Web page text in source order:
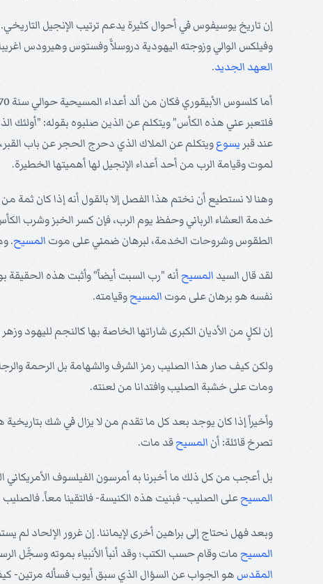
إن تاريخ يوسيفوس في أحوال كثيرة يدعم ترتيب الإنجيل
وفيلكس الوالي وزوجته اليهودية دروسلاَّ وفستوس وهيرودس
العهد الجديد.
أما كلسوس الأبيقوري فكان من ألد أعداء المسيحية حوالي سنة 170م. ولذا فهو يشير باستهزاء في كتابه المسمى (البحث الحقيقي)- كما ورد في دفاع أوريجانوس- إلى آلام
فلتعبر عني هذه الكأس" ويتكلم عن الذين صلبوه بقوله: "أولئك
عند قبر يسوعويتكلم عن الملاك الذي دحرج الحجر عن باب
لموت وقيامة الرب من أحد أعداء الإنجيل لها أهميتها الخطيرة.
وهنا لا نستطيع أن نختم هذا الفصل إلا بالقول أنه إذا كان
خدمة العشاء الرباني وحفظ يوم الرب، فإن كسر الخبز وشرب
الطقوس وشروحات الخدمة، لبرهان ضمني على موت المسيح.
لقد قال السيد المسيح أنه "رب السبت أيضاً" وأثبت هذه الحقيقة
نفسه هو برهان على موت المسيحوقيامته.
إن لكلٍ من الأديان الكبرى شاراتها الخاصة بها كالنجم لليهود
ولكن كيف صار هذا الصليب رمز الشرف والشهامة بل الرحمة
ومات على خشبة الصليب وافتدانا من لعنته.
وأخيراً إذا كان يوجد بعد كل ما تقدم من لا يزال في شك بتاريخية
تصرخ قائلة: أن المسيحقد مات.
بل أعجب من كل ذلك ما أخبرنا به أمرسون الفيلسوف الأمريكاني
المسيحعلى الصليب- فبنيت هذه الكنيسة- فالتقينا معاً.
وبعد فهل نحتاج إلى براهين أخرى لإيماننا. إن غرور الإلحاد لم
المسيح مات وقام حسب الكتب؛ وقد أنبأ الأنبياء بموته وسجَّل
المقدس هو الجواب عن السؤال الذي سبق أيوب فسأله مرتين-